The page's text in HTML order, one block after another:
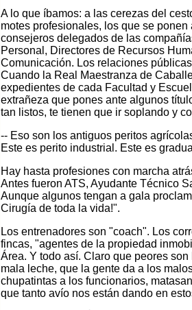
A lo que íbamos: a las cerezas del
motes profesionales, los que se
consejeros delegados de las
Personal, Directores de Recursos
Comunicación. Los relaciones
Cuando la Real Maestranza de
expedientes de cada Facultad y
extrañeza que pones ante algunos
tan listos, te tienen que ir soplando y
-- Eso son los antiguos peritos
Este es perito industrial. Este es
Hay hasta profesiones con marcha
Antes fueron ATS, Ayudante Técnico
Aunque algunos tengan a gala
Cirugía de toda la vida!".
Los entrenadores son "coach". Los
fincas, "agentes de la propiedad
Área. Y todo así. Claro que peores
mala leche, que la gente da a los
chupatintas a los funcionarios,
que tanto avío nos están dando en